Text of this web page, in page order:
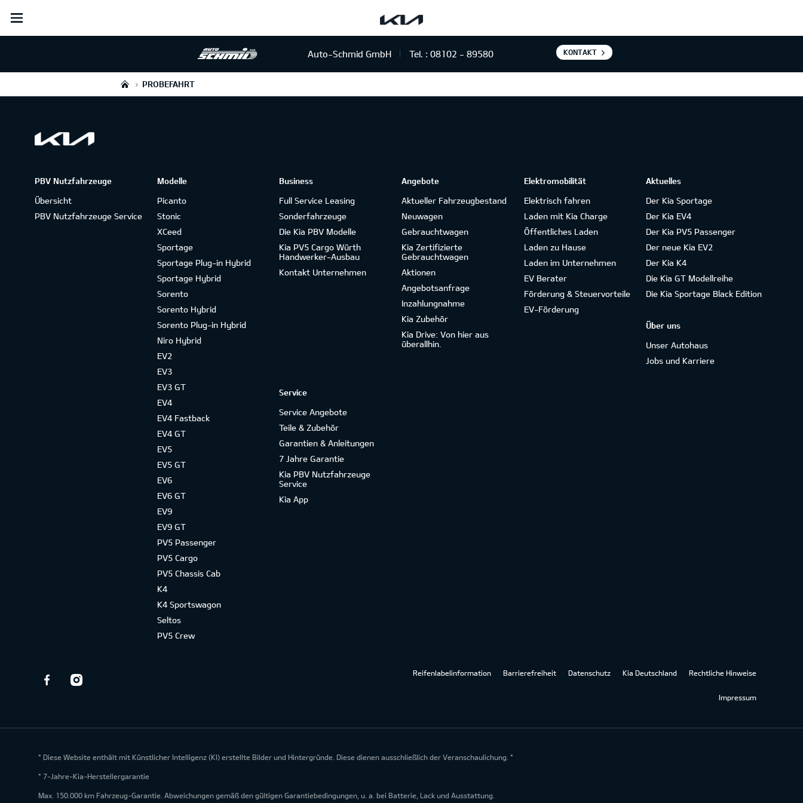
open
menu
KONTAKT
Auto-Schmid GmbH Tel. : 08102 - 89580
PROBEFAHRT
PBV Nutzfahrzeuge
Übersicht
PBV Nutzfahrzeuge Service
Modelle
Picanto
Stonic
XCeed
Sportage
Sportage Plug-in Hybrid
Sportage Hybrid
Sorento
Sorento Hybrid
Sorento Plug-in Hybrid
Niro Hybrid
EV2
EV3
EV3 GT
EV4
EV4 Fastback
EV4 GT
EV5
EV5 GT
EV6
EV6 GT
EV9
EV9 GT
PV5 Passenger
PV5 Cargo
PV5 Chassis Cab
K4
K4 Sportswagon
Seltos
PV5 Crew
Business
Full Service Leasing
Sonderfahrzeuge
Die Kia PBV Modelle
Kia PV5 Cargo Würth
Handwerker-Ausbau
Kontakt Unternehmen
Angebote
Aktueller Fahrzeugbestand
Neuwagen
Gebrauchtwagen
Kia Zertifizierte
Gebrauchtwagen
Aktionen
Angebotsanfrage
Inzahlungnahme
Kia Zubehör
Kia Drive: Von hier aus
überallhin.
Elektromobilität
Elektrisch fahren
Laden mit Kia Charge
Öffentliches Laden
Laden zu Hause
Laden im Unternehmen
EV Berater
Förderung & Steuervorteile
EV-Förderung
Aktuelles
Der Kia Sportage
Der Kia EV4
Der Kia PV5 Passenger
Der neue Kia EV2
Der Kia K4
Die Kia GT Modellreihe
Die Kia Sportage Black Edition
Über uns
Unser Autohaus
Jobs und Karriere
Service
Service Angebote
Teile & Zubehör
Garantien & Anleitungen
7 Jahre Garantie
Kia PBV Nutzfahrzeuge
Service
Kia App
Reifenlabelinformation Barrierefreiheit Datenschutz Kia Deutschland Rechtliche Hinweise
Impressum
* Diese Website enthält mit Künstlicher Intelligenz (KI) erstellte Bilder und Hintergründe. Diese dienen ausschließlich der Veranschaulichung. *
* 7-Jahre-Kia-Herstellergarantie
Max. 150.000 km Fahrzeug-Garantie. Abweichungen gemäß den gültigen Garantiebedingungen, u. a. bei Batterie, Lack und Ausstattung.